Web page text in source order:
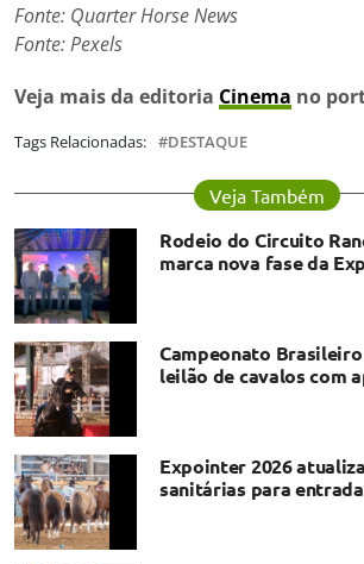
Fonte: Quarter Horse News
Fonte: Pexels
Veja mais da editoria Cinema no
Tags Relacionadas: DESTAQUE
Veja Também
Rodeio do Circuito
marca nova fase da
Campeonato
leilão de cavalos com
Expointer 2026
sanitárias para